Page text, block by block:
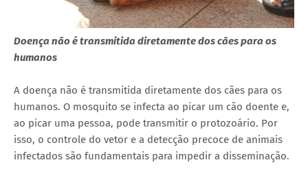
Doença não é transmitida diretamente dos cães para os
humanos
A doença não é transmitida diretamente dos cães para os
humanos. O mosquito se infecta ao picar um cão doente e,
ao picar uma pessoa, pode transmitir o protozoário. Por
isso, o controle do vetor e a detecção precoce de animais
infectados são fundamentais para impedir a disseminação.